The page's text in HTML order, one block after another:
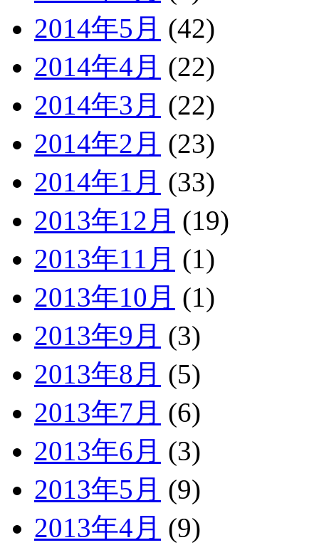
2014年5月 (42)
2014年4月 (22)
2014年3月 (22)
2014年2月 (23)
2014年1月 (33)
2013年12月 (19)
2013年11月 (1)
2013年10月 (1)
2013年9月 (3)
2013年8月 (5)
2013年7月 (6)
2013年6月 (3)
2013年5月 (9)
2013年4月 (9)